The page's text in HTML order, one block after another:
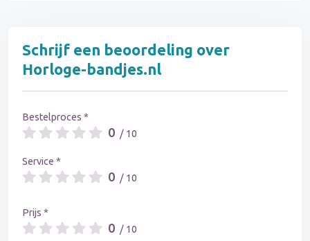
Schrijf een beoordeling over
Horloge-bandjes.nl
Bestelproces *
0 / 10
Service *
0 / 10
Prijs *
0 / 10